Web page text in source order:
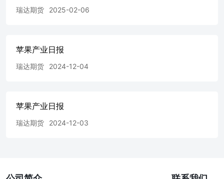
瑞达期货 2025-02-06
苹果产业日报
瑞达期货 2024-12-04
苹果产业日报
瑞达期货 2024-12-03